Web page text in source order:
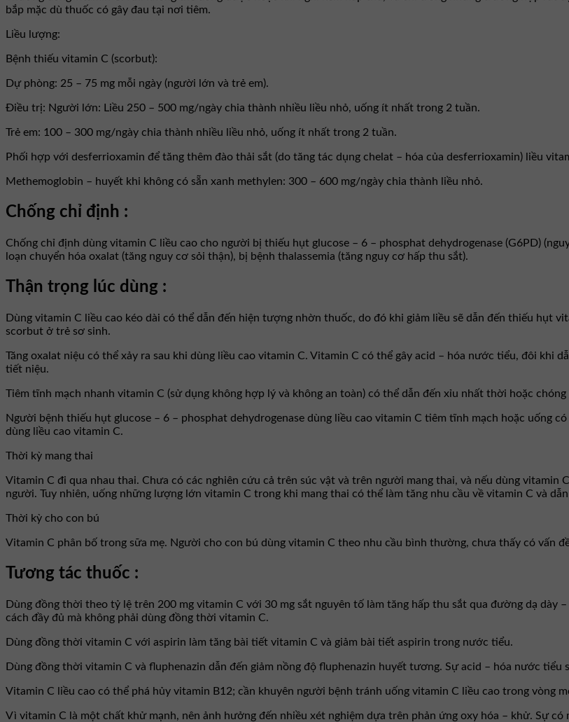
bắp mặc dù thuốc có gây đau tại nơi tiêm.
Liều lượng:
Bệnh thiếu vitamin C (scorbut):
Dự phòng: 25 – 75 mg mỗi ngày (người lớn và trẻ em).
Ðiều trị: Người lớn: Liều 250 – 500 mg/ngày chia thành nhiều liều nhỏ, uống ít nhất trong 2 tuần.
Trẻ em: 100 – 300 mg/ngày chia thành nhiều liều nhỏ, uống ít nhất trong 2 tuần.
Phối hợp với desferrioxamin để tăng thêm đào thải sắt (do tăng tác dụng chelat – hóa của desferrioxamin) liều
Methemoglobin – huyết khi không có sẵn xanh methylen: 300 – 600 mg/ngày chia thành liều nhỏ.
Chống chỉ định :
Chống chỉ định dùng vitamin C liều cao cho người bị thiếu hụt glucose – 6 – phosphat dehydrogenase (G6PD)
loạn chuyển hóa oxalat (tăng nguy cơ sỏi thận), bị bệnh thalassemia (tăng nguy cơ hấp thu sắt).
Thận trọng lúc dùng :
Dùng vitamin C liều cao kéo dài có thể dẫn đến hiện tượng nhờn thuốc, do đó khi giảm liều sẽ dẫn đến thiếu hụt
scorbut ở trẻ sơ sinh.
Tăng oxalat niệu có thể xảy ra sau khi dùng liều cao vitamin C. Vitamin C có thể gây acid – hóa nước tiểu, đôi khi
tiết niệu.
Tiêm tĩnh mạch nhanh vitamin C (sử dụng không hợp lý và không an toàn) có thể dẫn đến xỉu nhất thời hoặc
Người bệnh thiếu hụt glucose – 6 – phosphat dehydrogenase dùng liều cao vitamin C tiêm tĩnh mạch hoặc uống
dùng liều cao vitamin C.
Thời kỳ mang thai
Vitamin C đi qua nhau thai. Chưa có các nghiên cứu cả trên súc vật và trên người mang thai, và nếu dùng
người. Tuy nhiên, uống những lượng lớn vitamin C trong khi mang thai có thể làm tăng nhu cầu về vitamin C và
Thời kỳ cho con bú
Vitamin C phân bố trong sữa mẹ. Người cho con bú dùng vitamin C theo nhu cầu bình thường, chưa thấy có vấn
Tương tác thuốc :
Dùng đồng thời theo tỷ lệ trên 200 mg vitamin C với 30 mg sắt nguyên tố làm tăng hấp thu sắt qua đường dạ dày
cách đầy đủ mà không phải dùng đồng thời vitamin C.
Dùng đồng thời vitamin C với aspirin làm tăng bài tiết vitamin C và giảm bài tiết aspirin trong nước tiểu.
Dùng đồng thời vitamin C và fluphenazin dẫn đến giảm nồng độ fluphenazin huyết tương. Sự acid – hóa nước
Vitamin C liều cao có thể phá hủy vitamin B12; cần khuyên người bệnh tránh uống vitamin C liều cao trong vòng
Vì vitamin C là một chất khử mạnh, nên ảnh hưởng đến nhiều xét nghiệm dựa trên phản ứng oxy hóa – khử. Sự